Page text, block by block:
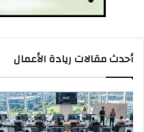
أحدث مقالات ريادة الأعمال